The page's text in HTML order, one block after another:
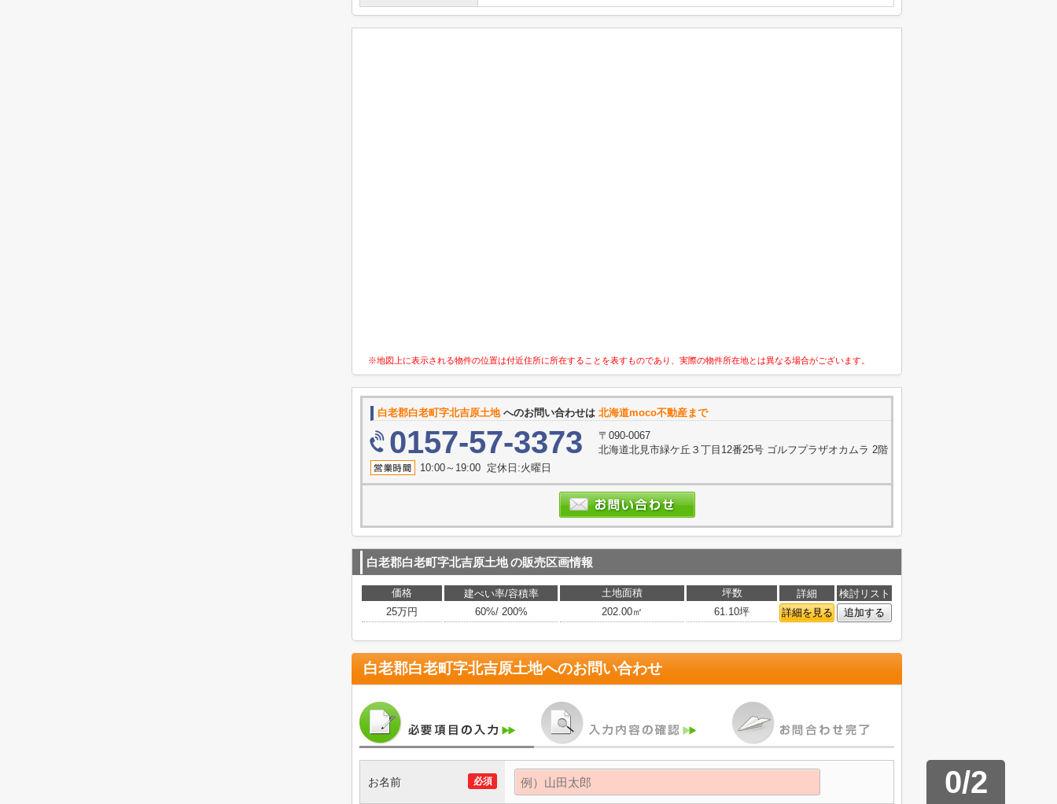
※地図上に表示される物件の位置は付近住所に所在することを表すものであり、実際の物件所在地とは異なる場合がございます。
白老郡白老町字北吉原土地へのお問い合わせは 北海道moco不動産まで
0157-57-3373
〒090-0067
北海道北見市緑ケ丘３丁目12番25号 ゴルフプラザオカムラ 2階
10:00～19:00 定休日:火曜日
白老郡白老町字北吉原土地の販売区画情報
価格 建ぺい率/容積率 土地面積 坪数 詳細
検討リスト
25万円
60%/ 200% 202.00㎡ 61.10坪 詳細を見る 追加する
白老郡白老町字北吉原土地へのお問い合わせ
0/2
必須
お名前